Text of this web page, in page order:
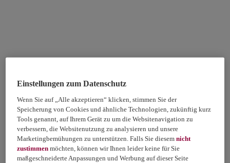
Einstellungen zum Datenschutz
Wenn Sie auf „Alle akzeptieren“ klicken, stimmen Sie der
Speicherung von Cookies und ähnliche Technologien, zukünftig kurz
Tools genannt, auf Ihrem Gerät zu um die Websitenavigation zu
verbessern, die Websitenutzung zu analysieren und unsere
Marketingbemühungen zu unterstützen. Falls Sie diesemnicht
zustimmen möchten, können wir Ihnen leider keine für Sie
maßgeschneiderte Anpassungen und Werbung auf dieser Seite